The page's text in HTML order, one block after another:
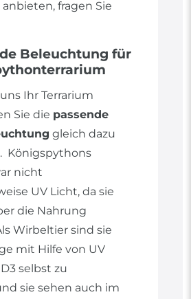
fragen Sie
Beleuchtung für
Ihr Terrarium
Sie die passende
gleich dazu
Königspythons
nicht
UV Licht, da sie
die Nahrung
Wirbeltier sind sie
mit Hilfe von UV
selbst zu
sie sehen auch im